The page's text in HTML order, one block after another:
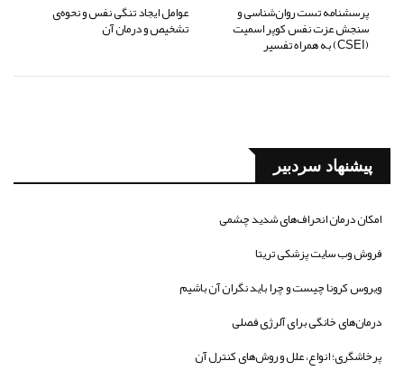
پرسشنامه تست روان‌شناسی و
سنجش عزت نفس کوپر اسمیت
(CSEI) به همراه تفسیر
عوامل ایجاد تنگی نفس و نحوه‌ی
تشخیص و درمان آن
پیشنهاد سردبیر
امکان درمان انحراف‌های شدید چشمی
فروش وب سایت پزشکی تریتا
ویروس کرونا چیست و چرا باید نگران آن باشیم
درمان‌های خانگی برای آلرژی فصلی
پرخاشگری؛ انواع، علل و روش‌های کنترل آن